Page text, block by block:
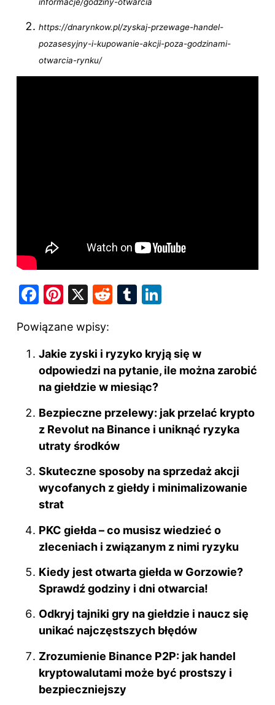
https://dnarynkow.pl/zyskaj-przewage-handel-
pozasesyjny-i-kupowanie-akcji-poza-godzinami-
otwarcia-rynku/
F
c
e
b
o
o
k
Pi
er
e
st
X
R
di
t
T
bl
r
e
dI
Powiązane wpisy:
Jakie zyski i ryzyko kryją się w
odpowiedzi na pytanie, ile można zarobić
na giełdzie w miesiąc?
Bezpieczne przelewy: jak przelać krypto
z Revolut na Binance i uniknąć ryzyka
utraty środków
Skuteczne sposoby na sprzedaż akcji
wycofanych z giełdy i minimalizowanie
strat
PKC giełda – co musisz wiedzieć o
zleceniach i związanym z nimi ryzyku
Kiedy jest otwarta giełda w Gorzowie?
Sprawdź godziny i dni otwarcia!
Odkryj tajniki gry na giełdzie i naucz się
unikać najczęstszych błędów
Zrozumienie Binance P2P: jak handel
kryptowalutami może być prostszy i
bezpieczniejszy